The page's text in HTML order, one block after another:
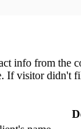
info from the
If visitor didn't